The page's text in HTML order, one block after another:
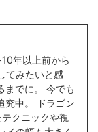
年以上前から
てみたいと感
までに。 今でも
究中。 ドラゴン
クニックや視